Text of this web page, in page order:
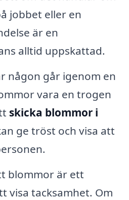
jobbet eller en
är en
alltid uppskattad.
någon går igenom en
vara en trogen
skicka blommor i
ge tröst och visa att
blommor är ett
visa tacksamhet. Om